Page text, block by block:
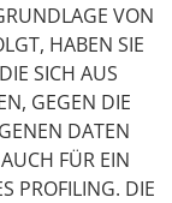
VON
HABEN SIE
SICH AUS
GEGEN DIE
DATEN
FÜR EIN
PROFILING. DIE